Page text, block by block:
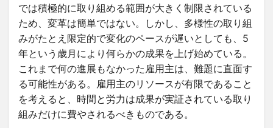
では積極的に取り組める範囲が大きく制限されている
ため、変革は簡単ではない。しかし、多様性の取り組
みがたとえ限定的で変化のペースが遅いとしても、5
年という歳月により何らかの成果を上げ始めている。
これまで何の進展もなかった雇用主は、難題に直面す
る可能性がある。雇用主のリソースが有限であること
を考えると、時間と労力は成果が実証されている取り
組みだけに費やされるべきものである。